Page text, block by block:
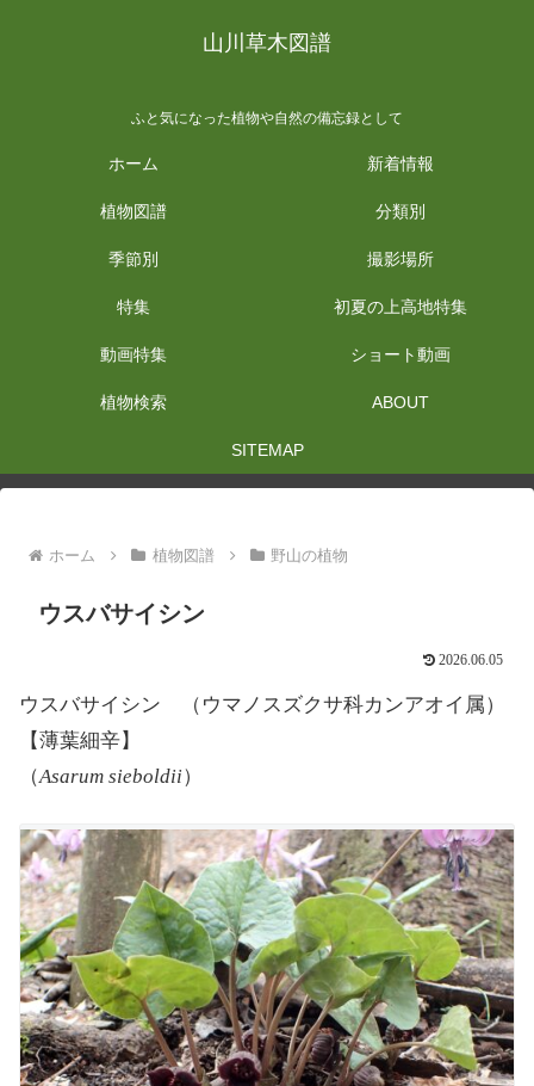
山川草木図譜
ふと気になった植物や自然の備忘録として
ホーム 新着情報
植物図譜 分類別
季節別 撮影場所
特集 初夏の上高地特集
動画特集 ショート動画
植物検索 ABOUT
SITEMAP
ホーム 植物図譜 野山の植物
ウスバサイシン
2026.06.05
ウスバサイシン （ウマノスズクサ科カンアオイ属）
【薄葉細辛】
（Asarum sieboldii）